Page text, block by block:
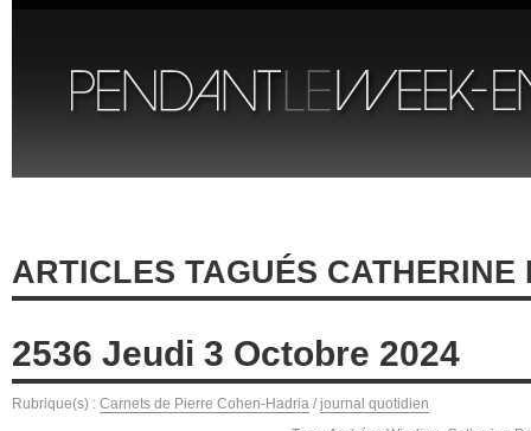
ARTICLES TAGUÉS CATHERINE
2536 Jeudi 3 Octobre 2024
Rubrique(s) : Carnets de Pierre Cohen-Hadria / journal quotidien